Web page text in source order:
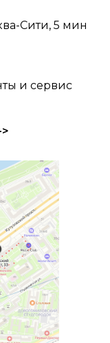
Сити, 5 мин
и сервис
Мира,